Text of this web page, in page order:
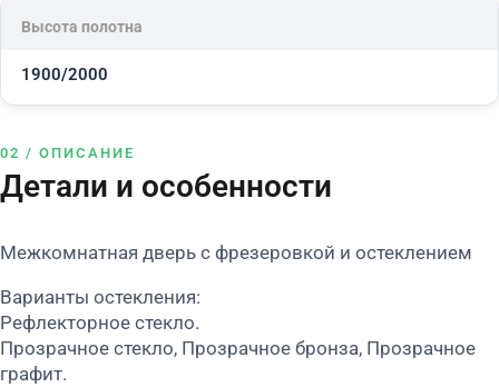
Высота полотна
1900/2000
02 / ОПИСАНИЕ
Детали и особенности
Межкомнатная дверь с фрезеровкой и остеклением
Варианты остекления:
Рефлекторное стекло.
Прозрачное стекло, Прозрачное бронза, Прозрачное
графит.